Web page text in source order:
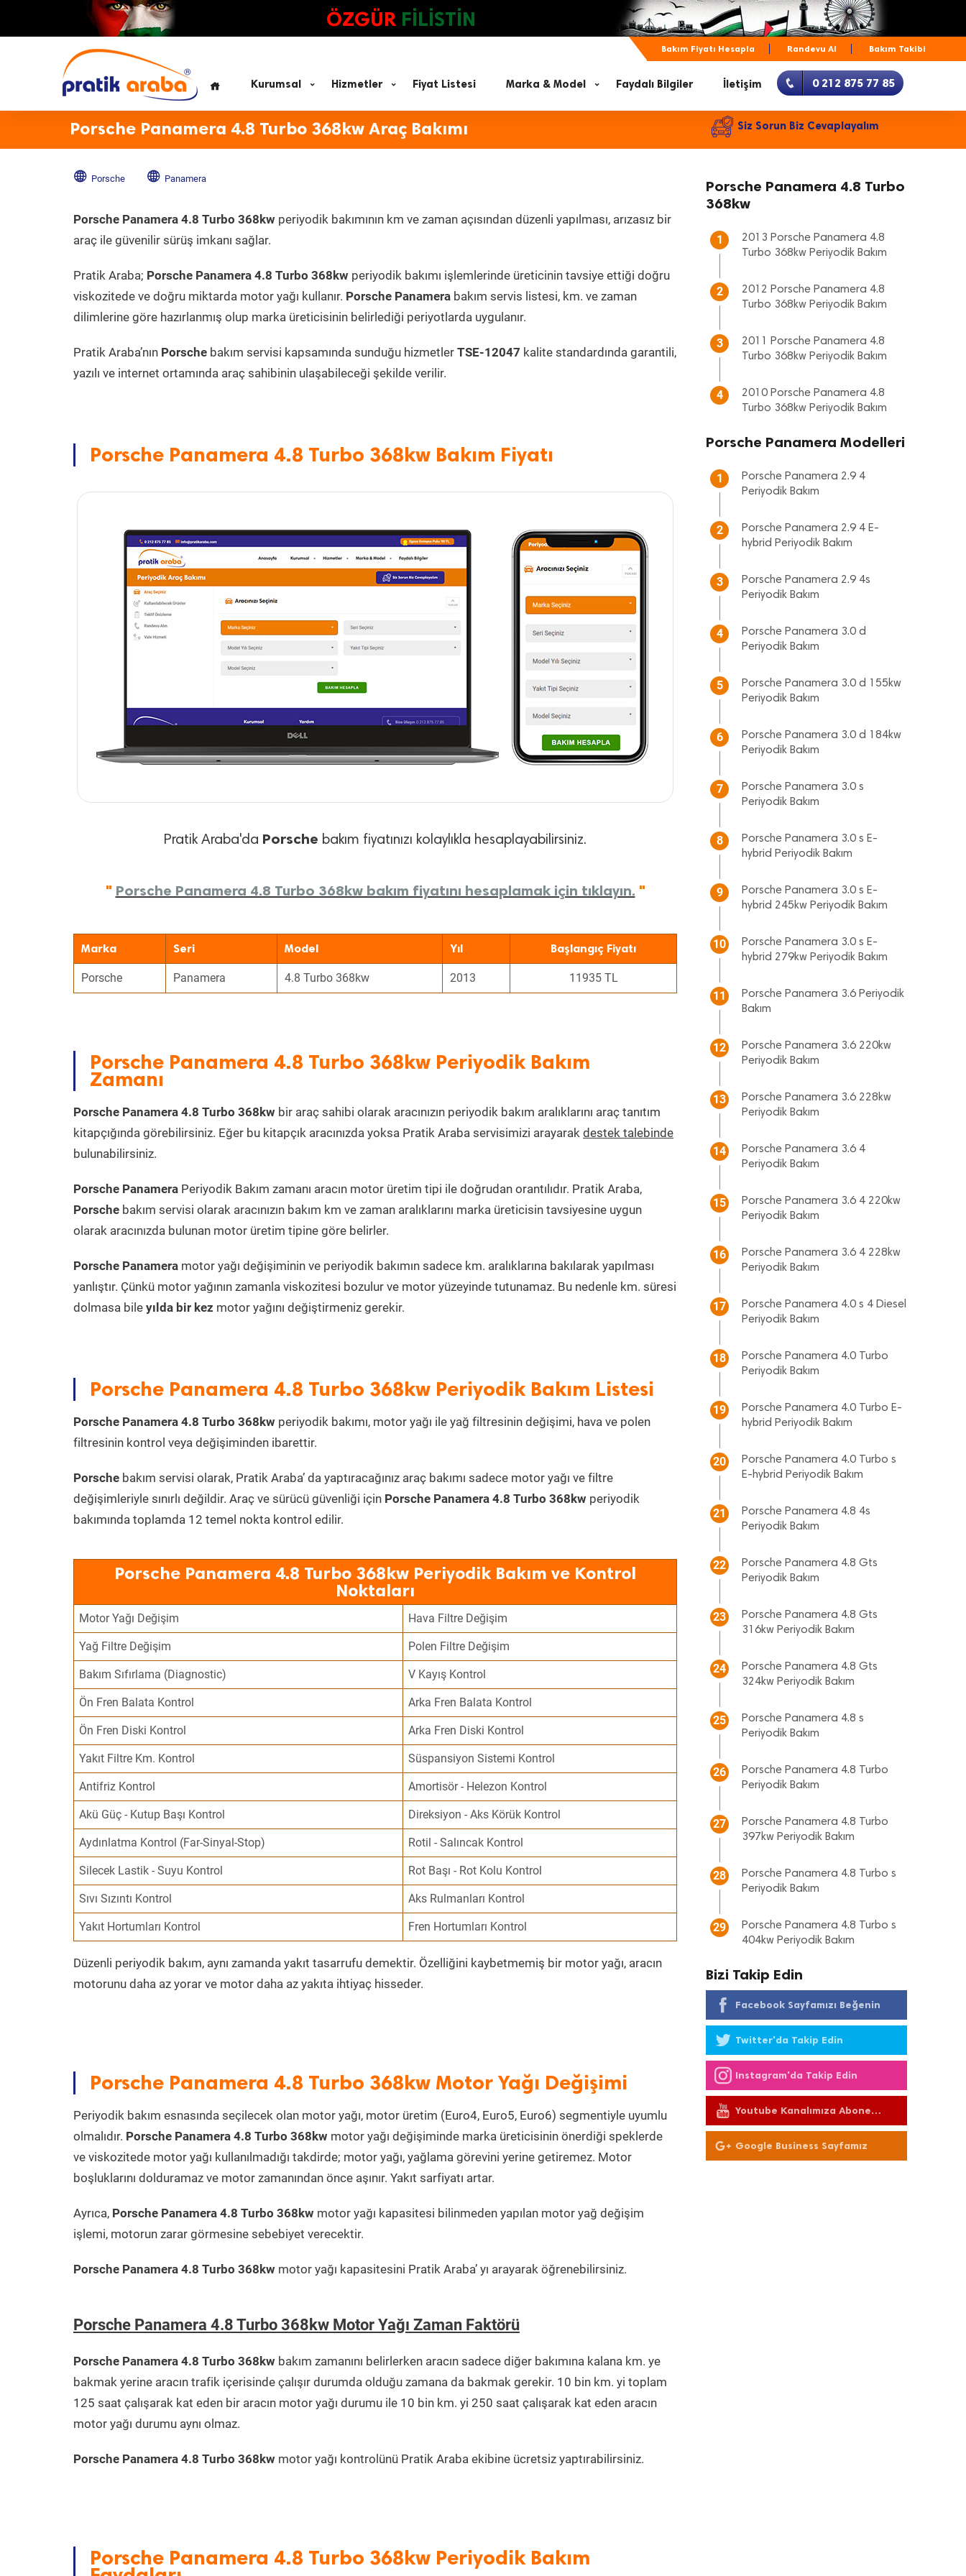
ÖZGÜR FİLİSTİN
Bakım Fiyatı Hesapla Randevu Al Bakım Takibi
Kurumsal Hizmetler Fiyat Listesi Marka & Model Faydalı Bilgiler İletişim 0 212 875 77 85
Porsche Panamera 4.8 Turbo 368kw Araç Bakımı Siz Sorun Biz Cevaplayalım
Porsche Panamera
Porsche Panamera 4.8 Turbo 368kw periyodik bakımının km ve zaman açısından düzenli yapılması, arızasız bir
araç ile güvenilir sürüş imkanı sağlar.
Pratik Araba; Porsche Panamera 4.8 Turbo 368kw periyodik bakımı işlemlerinde üreticinin tavsiye ettiği doğru
viskozitede ve doğru miktarda motor yağı kullanır. Porsche Panamera bakım servis listesi, km. ve zaman
dilimlerine göre hazırlanmış olup marka üreticisinin belirlediği periyotlarda uygulanır.
Pratik Araba’nın Porsche bakım servisi kapsamında sunduğu hizmetler TSE-12047 kalite standardında garantili,
yazılı ve internet ortamında araç sahibinin ulaşabileceği şekilde verilir.
Porsche Panamera 4.8 Turbo 368kw Bakım Fiyatı
Pratik Araba'da Porsche bakım fiyatınızı kolaylıkla hesaplayabilirsiniz.
" Porsche Panamera 4.8 Turbo 368kw bakım fiyatını hesaplamak için tıklayın. "
Marka Seri Model Yıl Başlangıç Fiyatı
Porsche Panamera 4.8 Turbo 368kw 2013 11935 TL
Porsche Panamera 4.8 Turbo 368kw Periyodik Bakım
Zamanı
Porsche Panamera 4.8 Turbo 368kw bir araç sahibi olarak aracınızın periyodik bakım aralıklarını araç tanıtım
kitapçığında görebilirsiniz. Eğer bu kitapçık aracınızda yoksa Pratik Araba servisimizi arayarak destek talebinde
bulunabilirsiniz.
Porsche Panamera Periyodik Bakım zamanı aracın motor üretim tipi ile doğrudan orantılıdır. Pratik Araba,
Porsche bakım servisi olarak aracınızın bakım km ve zaman aralıklarını marka üreticisin tavsiyesine uygun
olarak aracınızda bulunan motor üretim tipine göre belirler.
Porsche Panamera motor yağı değişiminin ve periyodik bakımın sadece km. aralıklarına bakılarak yapılması
yanlıştır. Çünkü motor yağının zamanla viskozitesi bozulur ve motor yüzeyinde tutunamaz. Bu nedenle km. süresi
dolmasa bile yılda bir kez motor yağını değiştirmeniz gerekir.
Porsche Panamera 4.8 Turbo 368kw Periyodik Bakım Listesi
Porsche Panamera 4.8 Turbo 368kw periyodik bakımı, motor yağı ile yağ filtresinin değişimi, hava ve polen
filtresinin kontrol veya değişiminden ibarettir.
Porsche bakım servisi olarak, Pratik Araba’ da yaptıracağınız araç bakımı sadece motor yağı ve filtre
değişimleriyle sınırlı değildir. Araç ve sürücü güvenliği için Porsche Panamera 4.8 Turbo 368kw periyodik
bakımında toplamda 12 temel nokta kontrol edilir.
Porsche Panamera 4.8 Turbo 368kw Periyodik Bakım ve Kontrol
Noktaları
Motor Yağı Değişim Hava Filtre Değişim
Yağ Filtre Değişim Polen Filtre Değişim
Bakım Sıfırlama (Diagnostic) V Kayış Kontrol
Ön Fren Balata Kontrol Arka Fren Balata Kontrol
Ön Fren Diski Kontrol Arka Fren Diski Kontrol
Yakıt Filtre Km. Kontrol Süspansiyon Sistemi Kontrol
Antifriz Kontrol Amortisör - Helezon Kontrol
Akü Güç - Kutup Başı Kontrol Direksiyon - Aks Körük Kontrol
Aydınlatma Kontrol (Far-Sinyal-Stop) Rotil - Salıncak Kontrol
Silecek Lastik - Suyu Kontrol Rot Başı - Rot Kolu Kontrol
Sıvı Sızıntı Kontrol Aks Rulmanları Kontrol
Yakıt Hortumları Kontrol Fren Hortumları Kontrol
Düzenli periyodik bakım, aynı zamanda yakıt tasarrufu demektir. Özelliğini kaybetmemiş bir motor yağı, aracın
motorunu daha az yorar ve motor daha az yakıta ihtiyaç hisseder.
Porsche Panamera 4.8 Turbo 368kw Motor Yağı Değişimi
Periyodik bakım esnasında seçilecek olan motor yağı, motor üretim (Euro4, Euro5, Euro6) segmentiyle uyumlu
olmalıdır. Porsche Panamera 4.8 Turbo 368kw motor yağı değişiminde marka üreticisinin önerdiği speklerde
ve viskozitede motor yağı kullanılmadığı takdirde; motor yağı, yağlama görevini yerine getiremez. Motor
boşluklarını dolduramaz ve motor zamanından önce aşınır. Yakıt sarfiyatı artar.
Ayrıca, Porsche Panamera 4.8 Turbo 368kw motor yağı kapasitesi bilinmeden yapılan motor yağ değişim
işlemi, motorun zarar görmesine sebebiyet verecektir.
Porsche Panamera 4.8 Turbo 368kw motor yağı kapasitesini Pratik Araba’ yı arayarak öğrenebilirsiniz.
Porsche Panamera 4.8 Turbo 368kw Motor Yağı Zaman Faktörü
Porsche Panamera 4.8 Turbo 368kw bakım zamanını belirlerken aracın sadece diğer bakımına kalana km. ye
bakmak yerine aracın trafik içerisinde çalışır durumda olduğu zamana da bakmak gerekir. 10 bin km. yi toplam
125 saat çalışarak kat eden bir aracın motor yağı durumu ile 10 bin km. yi 250 saat çalışarak kat eden aracın
motor yağı durumu aynı olmaz.
Porsche Panamera 4.8 Turbo 368kw motor yağı kontrolünü Pratik Araba ekibine ücretsiz yaptırabilirsiniz.
Porsche Panamera 4.8 Turbo 368kw Periyodik Bakım
Porsche Panamera 4.8 Turbo
368kw
1
2013 Porsche Panamera 4.8
Turbo 368kw Periyodik Bakım
2
2012 Porsche Panamera 4.8
Turbo 368kw Periyodik Bakım
3
2011 Porsche Panamera 4.8
Turbo 368kw Periyodik Bakım
4
2010 Porsche Panamera 4.8
Turbo 368kw Periyodik Bakım
Porsche Panamera Modelleri
1
Porsche Panamera 2.9 4
Periyodik Bakım
2
Porsche Panamera 2.9 4 E-
hybrid Periyodik Bakım
3
Porsche Panamera 2.9 4s
Periyodik Bakım
4
Porsche Panamera 3.0 d
Periyodik Bakım
5
Porsche Panamera 3.0 d 155kw
Periyodik Bakım
6
Porsche Panamera 3.0 d 184kw
Periyodik Bakım
7
Porsche Panamera 3.0 s
Periyodik Bakım
8
Porsche Panamera 3.0 s E-
hybrid Periyodik Bakım
9
Porsche Panamera 3.0 s E-
hybrid 245kw Periyodik Bakım
10
Porsche Panamera 3.0 s E-
hybrid 279kw Periyodik Bakım
11
Porsche Panamera 3.6 Periyodik
Bakım
12
Porsche Panamera 3.6 220kw
Periyodik Bakım
13
Porsche Panamera 3.6 228kw
Periyodik Bakım
14
Porsche Panamera 3.6 4
Periyodik Bakım
15
Porsche Panamera 3.6 4 220kw
Periyodik Bakım
16
Porsche Panamera 3.6 4 228kw
Periyodik Bakım
17
Porsche Panamera 4.0 s 4 Diesel
Periyodik Bakım
18
Porsche Panamera 4.0 Turbo
Periyodik Bakım
19
Porsche Panamera 4.0 Turbo E-
hybrid Periyodik Bakım
20
Porsche Panamera 4.0 Turbo s
E-hybrid Periyodik Bakım
21
Porsche Panamera 4.8 4s
Periyodik Bakım
22
Porsche Panamera 4.8 Gts
Periyodik Bakım
23
Porsche Panamera 4.8 Gts
316kw Periyodik Bakım
24
Porsche Panamera 4.8 Gts
324kw Periyodik Bakım
25
Porsche Panamera 4.8 s
Periyodik Bakım
26
Porsche Panamera 4.8 Turbo
Periyodik Bakım
27
Porsche Panamera 4.8 Turbo
397kw Periyodik Bakım
28
Porsche Panamera 4.8 Turbo s
Periyodik Bakım
29
Porsche Panamera 4.8 Turbo s
404kw Periyodik Bakım
Bizi Takip Edin
Facebook Sayfamızı Beğenin
Twitter'da Takip Edin
Instagram'da Takip Edin
Youtube Kanalımıza Abone
Olun
Google Business Sayfamız